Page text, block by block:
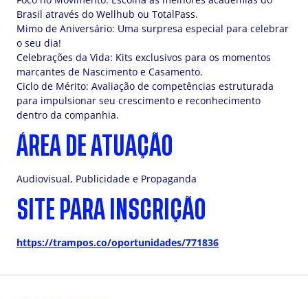
Brasil através do Wellhub ou TotalPass.
Mimo de Aniversário: Uma surpresa especial para celebrar
o seu dia!
Celebrações da Vida: Kits exclusivos para os momentos
marcantes de Nascimento e Casamento.
Ciclo de Mérito: Avaliação de competências estruturada
para impulsionar seu crescimento e reconhecimento
dentro da companhia.
ÁREA DE ATUAÇÃO
Audiovisual, Publicidade e Propaganda
SITE PARA INSCRIÇÃO
https://trampos.co/oportunidades/771836